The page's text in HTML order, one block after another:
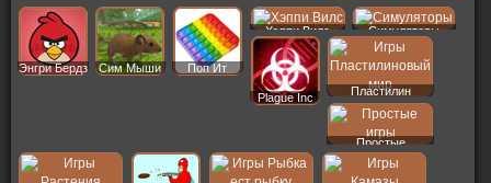
Энгри Бердз Сим Мыши Поп Ит
Хэппи Вилс Симуляторы
Plague Inc
Пластилин
Простые